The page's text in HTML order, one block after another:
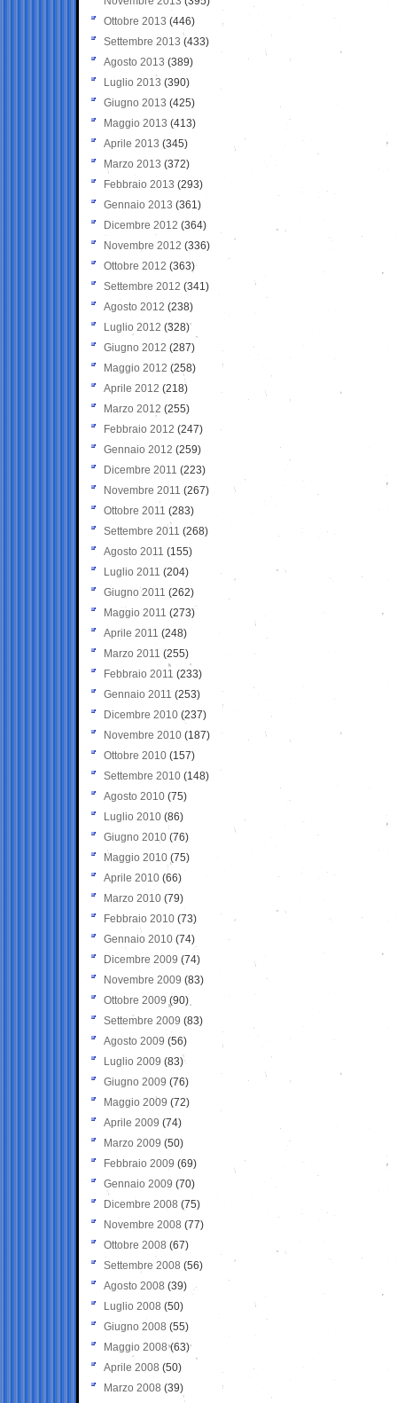
Ottobre 2013 (446)
Settembre 2013 (433)
Agosto 2013 (389)
Luglio 2013 (390)
Giugno 2013 (425)
Maggio 2013 (413)
Aprile 2013 (345)
Marzo 2013 (372)
Febbraio 2013 (293)
Gennaio 2013 (361)
Dicembre 2012 (364)
Novembre 2012 (336)
Ottobre 2012 (363)
Settembre 2012 (341)
Agosto 2012 (238)
Luglio 2012 (328)
Giugno 2012 (287)
Maggio 2012 (258)
Aprile 2012 (218)
Marzo 2012 (255)
Febbraio 2012 (247)
Gennaio 2012 (259)
Dicembre 2011 (223)
Novembre 2011 (267)
Ottobre 2011 (283)
Settembre 2011 (268)
Agosto 2011 (155)
Luglio 2011 (204)
Giugno 2011 (262)
Maggio 2011 (273)
Aprile 2011 (248)
Marzo 2011 (255)
Febbraio 2011 (233)
Gennaio 2011 (253)
Dicembre 2010 (237)
Novembre 2010 (187)
Ottobre 2010 (157)
Settembre 2010 (148)
Agosto 2010 (75)
Luglio 2010 (86)
Giugno 2010 (76)
Maggio 2010 (75)
Aprile 2010 (66)
Marzo 2010 (79)
Febbraio 2010 (73)
Gennaio 2010 (74)
Dicembre 2009 (74)
Novembre 2009 (83)
Ottobre 2009 (90)
Settembre 2009 (83)
Agosto 2009 (56)
Luglio 2009 (83)
Giugno 2009 (76)
Maggio 2009 (72)
Aprile 2009 (74)
Marzo 2009 (50)
Febbraio 2009 (69)
Gennaio 2009 (70)
Dicembre 2008 (75)
Novembre 2008 (77)
Ottobre 2008 (67)
Settembre 2008 (56)
Agosto 2008 (39)
Luglio 2008 (50)
Giugno 2008 (55)
Maggio 2008(63)
Aprile 2008 (50)
Marzo 2008 (39)